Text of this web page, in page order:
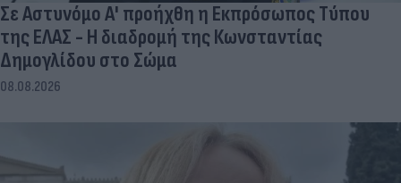
Σε Αστυνόμο Α' προήχθη η Εκπρόσωπος Τύπου
της ΕΛΑΣ - Η διαδρομή της Κωνσταντίας
Δημογλίδου στο Σώμα
08.08.2026